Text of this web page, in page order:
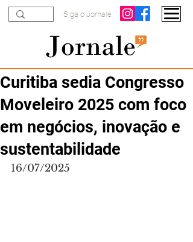
Siga o Jornale
Curitiba sedia Congresso
Moveleiro 2025 com foco
em negócios, inovação e
sustentabilidade
16/07/2025